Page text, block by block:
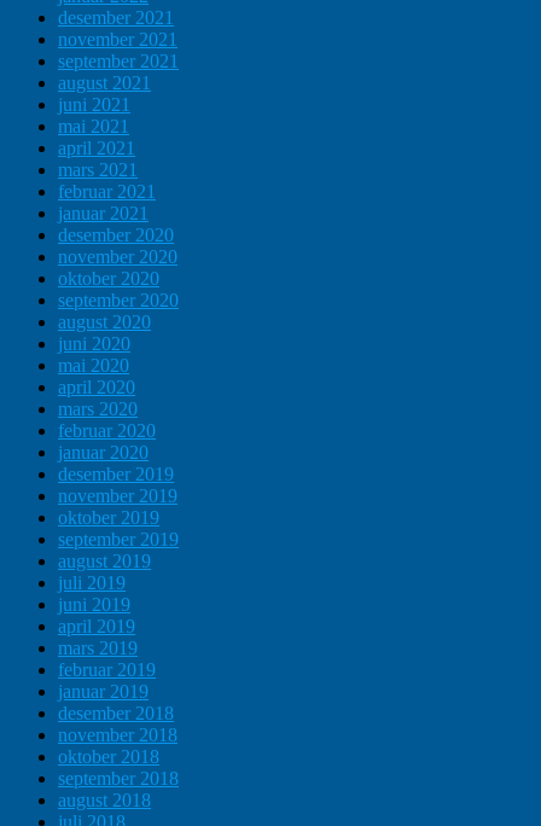
desember 2021
november 2021
september 2021
august 2021
juni 2021
mai 2021
april 2021
mars 2021
februar 2021
januar 2021
desember 2020
november 2020
oktober 2020
september 2020
august 2020
juni 2020
mai 2020
april 2020
mars 2020
februar 2020
januar 2020
desember 2019
november 2019
oktober 2019
september 2019
august 2019
juli 2019
juni 2019
april 2019
mars 2019
februar 2019
januar 2019
desember 2018
november 2018
oktober 2018
september 2018
august 2018
juli 2018